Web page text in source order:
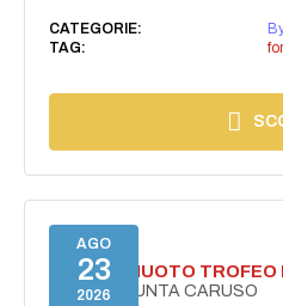
CATEGORIE:
TAG:
AGO
23
2026
GARA DI NUOTO
TROFEO PUNTA CARUSO